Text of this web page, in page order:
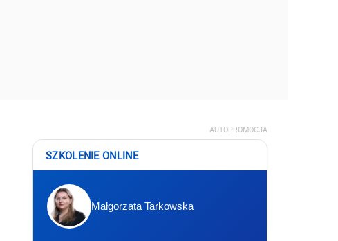
AUTOPROMOCJA
SZKOLENIE ONLINE
Małgorzata Tarkowska